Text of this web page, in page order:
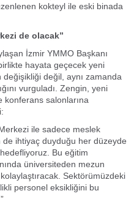
kokteyl ile eski binada
de olacak”
İzmir YMMO Başkanı
hayata geçecek yeni
değil, aynı zamanda
vurguladı. Zengin, yeni
konferans salonlarına
ile sadece meslek
de ihtiyaç duyduğu her düzeyde
Bu eğitim
üniversiteden mezun
Sektörümüzdeki
personel eksikliğini bu